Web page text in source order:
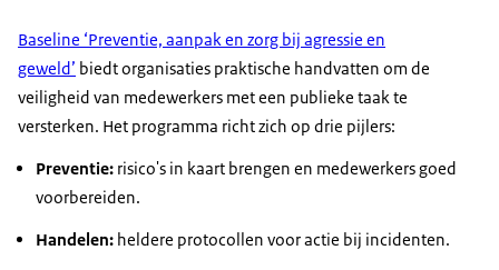
verbeteringen in gang te zetten. Deze Baseline is
overigens expliciet een lerend instrument. Het is
voor ons binnen Justitie dus geen controlerend
instrument. Echt bedoeld om als eigen organisatie
een stapje bij te zetten in de aanpak van agressie
en geweld. En wat is de kern van de Baseline,
Baseline ‘Preventie, aanpak en zorg bij agressie en
geweld’ biedt organisaties praktische handvatten om de
veiligheid van medewerkers met een publieke taak te
versterken. Het programma richt zich op drie pijlers:
Preventie: risico's in kaart brengen en medewerkers goed
voorbereiden.
Handelen: heldere protocollen voor actie bij incidenten.